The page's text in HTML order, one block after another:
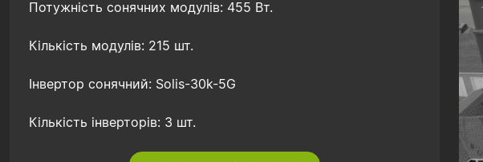
Потужність сонячних модулів: 455 Вт.
Кількість модулів: 215 шт.
Інвертор сонячний: Solis-30k-5G
Кількість інверторів: 3 шт.